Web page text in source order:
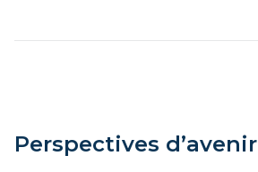
Perspectives d’avenir